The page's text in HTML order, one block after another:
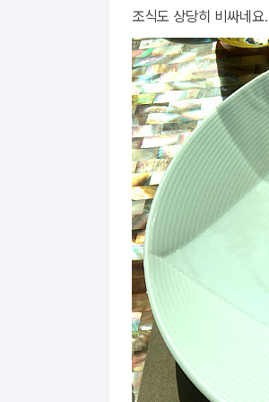
조식도 상당히 비싸네